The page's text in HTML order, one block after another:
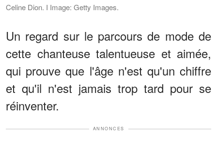
Celine Dion. I Image: Getty Images.
Un regard sur le parcours de mode de
cette chanteuse talentueuse et aimée,
qui prouve que l'âge n'est qu'un chiffre
et qu'il n'est jamais trop tard pour se
réinventer.
ANNONCES